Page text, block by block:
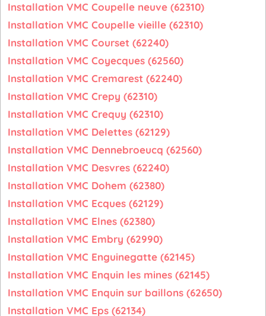
Installation VMC Coupelle neuve (62310)
Installation VMC Coupelle vieille (62310)
Installation VMC Courset (62240)
Installation VMC Coyecques (62560)
Installation VMC Cremarest (62240)
Installation VMC Crepy (62310)
Installation VMC Crequy (62310)
Installation VMC Delettes (62129)
Installation VMC Dennebroeucq (62560)
Installation VMC Desvres (62240)
Installation VMC Dohem (62380)
Installation VMC Ecques (62129)
Installation VMC Elnes (62380)
Installation VMC Embry (62990)
Installation VMC Enguinegatte (62145)
Installation VMC Enquin les mines (62145)
Installation VMC Enquin sur baillons (62650)
Installation VMC Eps (62134)